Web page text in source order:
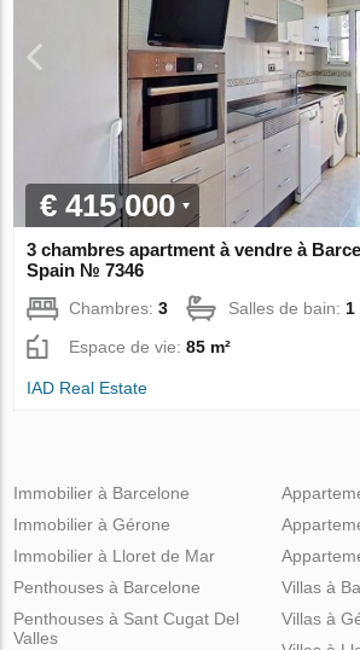
€ 415 000
3 chambres apartment à vendre à
Spain № 7346
Chambres:3 Salles de bain: 1
Espace de vie:85 m²
IAD Real Estate
Immobilier à Barcelone
Immobilier à Gérone
Immobilier à Lloret de Mar
Penthouses à Barcelone
Penthouses à Sant Cugat Del
Valles
Villas à
Villas à